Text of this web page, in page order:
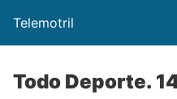
Telemotril
Todo Deporte.